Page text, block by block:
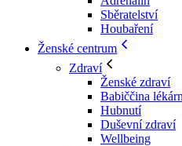
Sběratelství
Houbaření
Ženské centrum
Zdraví
Ženské zdraví
Babiččina
Hubnutí
Duševní zdraví
Wellbeing